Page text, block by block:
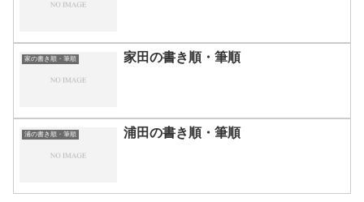
家の書き順・筆順 家田の書き順・筆順
浦の書き順・筆順 浦田の書き順・筆順